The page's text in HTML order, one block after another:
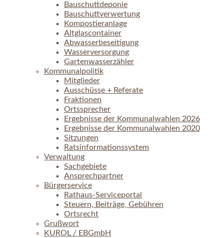
Bauschuttdeponie
Bauschuttverwertung
Kompostieranlage
Altglascontainer
Abwasserbeseitigung
Wasserversorgung
Gartenwasserzähler
Kommunalpolitik
Mitglieder
Ausschüsse + Referate
Fraktionen
Ortssprecher
Ergebnisse der Kommunalwahlen 2026
Ergebnisse der Kommunalwahlen 2020
Sitzungen
Ratsinformationssystem
Verwaltung
Sachgebiete
Ansprechpartner
Bürgerservice
Rathaus-Serviceportal
Steuern, Beiträge, Gebühren
Ortsrecht
Grußwort
KUROL / EBGmbH